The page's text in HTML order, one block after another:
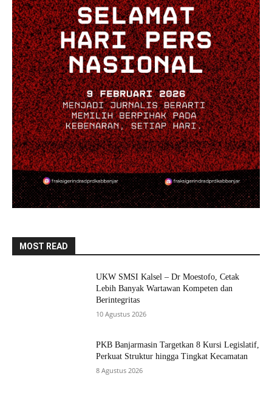
MOST READ
UKW SMSI Kalsel – Dr Moestofo, Cetak
Lebih Banyak Wartawan Kompeten dan
Berintegritas
10 Agustus 2026
PKB Banjarmasin Targetkan 8 Kursi Legislatif,
Perkuat Struktur hingga Tingkat Kecamatan
8 Agustus 2026